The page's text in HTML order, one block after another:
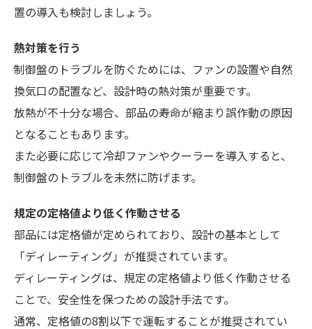
置の導入も検討しましょう。
熱対策を行う
制御盤のトラブルを防ぐためには、ファンの設置や自然
換気口の配置など、設計時の熱対策が重要です。
放熱が不十分な場合、部品の寿命が縮まり誤作動の原因
となることもあります。
また必要に応じて冷却ファンやクーラーを導入すると、
制御盤のトラブルを未然に防げます。
規定の定格値より低く作動させる
部品には定格値が定められており、設計の基本として
「ディレーティング」が推奨されています。
ディレーティングは、規定の定格値より低く作動させる
ことで、安全性を保つための設計手法です。
通常、定格値の8割以下で運転することが推奨されてい